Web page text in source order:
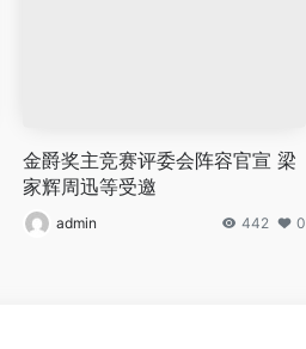
金爵奖主竞赛评委会阵容官宣 梁
家辉周迅等受邀
admin 442 0